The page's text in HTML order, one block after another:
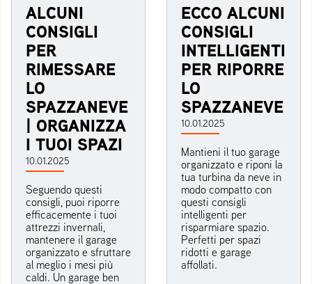
ALCUNI
CONSIGLI
PER
RIMESSARE
LO
SPAZZANEVE
| ORGANIZZA
I TUOI SPAZI
10.01.2025
Seguendo questi
consigli, puoi riporre
efficacemente i tuoi
attrezzi invernali,
mantenere il garage
organizzato e sfruttare
al meglio i mesi più
caldi. Un garage ben
ECCO ALCUNI
CONSIGLI
INTELLIGENTI
PER RIPORRE
LO
SPAZZANEVE
10.01.2025
Mantieni il tuo garage
organizzato e riponi la
tua turbina da neve in
modo compatto con
questi consigli
intelligenti per
risparmiare spazio.
Perfetti per spazi
ridotti e garage
affollati.